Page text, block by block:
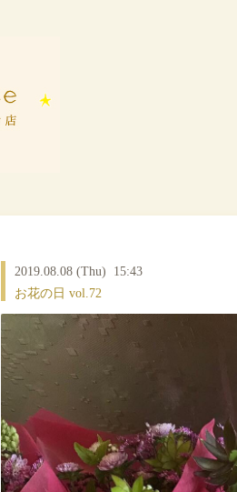
2019.08.08 (Thu) 15:43
お花の日 vol.72